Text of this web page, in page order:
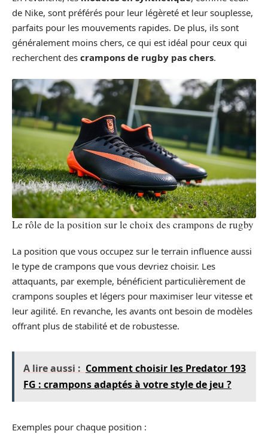
de Nike, sont préférés pour leur légèreté et leur souplesse,
parfaits pour les mouvements rapides. De plus, ils sont
généralement moins chers, ce qui est idéal pour ceux qui
recherchent des crampons de rugby pas chers.
Le rôle de la position sur le choix des crampons de rugby
La position que vous occupez sur le terrain influence aussi
le type de crampons que vous devriez choisir. Les
attaquants, par exemple, bénéficient particulièrement de
crampons souples et légers pour maximiser leur vitesse et
leur agilité. En revanche, les avants ont besoin de modèles
offrant plus de stabilité et de robustesse.
A lire aussi : Comment choisir les Predator 193
FG : crampons adaptés à votre style de jeu ?
Exemples pour chaque position :